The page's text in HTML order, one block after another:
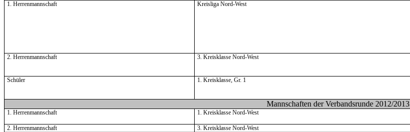
1. Herrenmannschaft
Kreisliga Nord-West
2. Herrenmannschaft
3. Kreisklasse Nord-West
Schüler
1. Kreisklasse, Gr. 1
Mannschaften der Verbandsrunde 2012/2013
1. Herrenmannschaft 1. Kreisklasse Nord-West
2. Herrenmannschaft
3. Kreisklasse Nord-West